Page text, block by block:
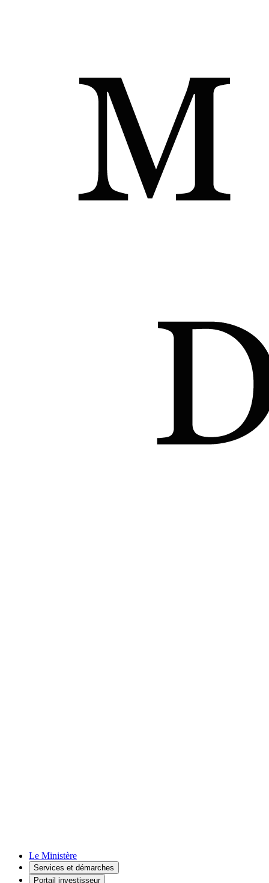
Le Ministère
Services et démarches
Portail investisseur